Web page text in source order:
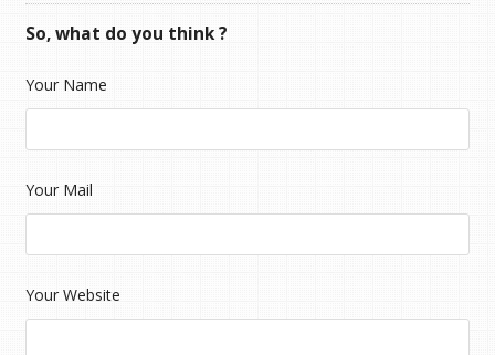
So, what do you think ?
Your Name
Your Mail
Your Website